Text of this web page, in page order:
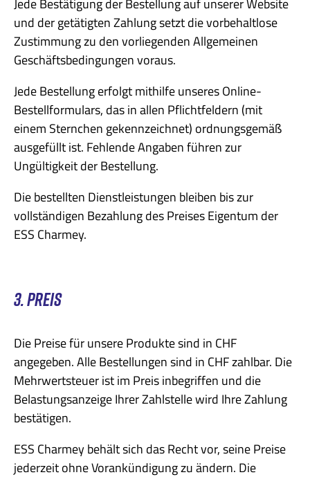
Jede Bestätigung der Bestellung auf unserer Website
und der getätigten Zahlung setzt die vorbehaltlose
Zustimmung zu den vorliegenden Allgemeinen
Geschäftsbedingungen voraus.
Jede Bestellung erfolgt mithilfe unseres Online-
Bestellformulars, das in allen Pflichtfeldern (mit
einem Sternchen gekennzeichnet) ordnungsgemäß
ausgefüllt ist. Fehlende Angaben führen zur
Ungültigkeit der Bestellung.
Die bestellten Dienstleistungen bleiben bis zur
vollständigen Bezahlung des Preises Eigentum der
ESS Charmey.
3. PREIS
Die Preise für unsere Produkte sind in CHF
angegeben. Alle Bestellungen sind in CHF zahlbar. Die
Mehrwertsteuer ist im Preis inbegriffen und die
Belastungsanzeige Ihrer Zahlstelle wird Ihre Zahlung
bestätigen.
ESS Charmey behält sich das Recht vor, seine Preise
jederzeit ohne Vorankündigung zu ändern. Die